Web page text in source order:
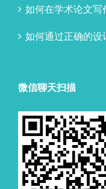
如何在学术论文写
如何通过正确的设
微信聊天扫描